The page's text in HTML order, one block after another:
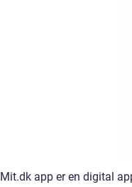
Mit.dk app er en digital